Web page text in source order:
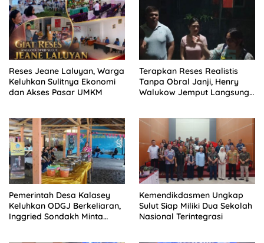
Reses Jeane Laluyan, Warga
Keluhkan Sulitnya Ekonomi
dan Akses Pasar UMKM
Terapkan Reses Realistis
Tanpa Obral Janji, Henry
Walukow Jemput Langsung
Pemerintah Desa Kalasey
Keluhkan ODGJ Berkeliaran,
Inggried Sondakh Minta
Kemendikdasmen Ungkap
Sulut Siap Miliki Dua Sekolah
Nasional Terintegrasi